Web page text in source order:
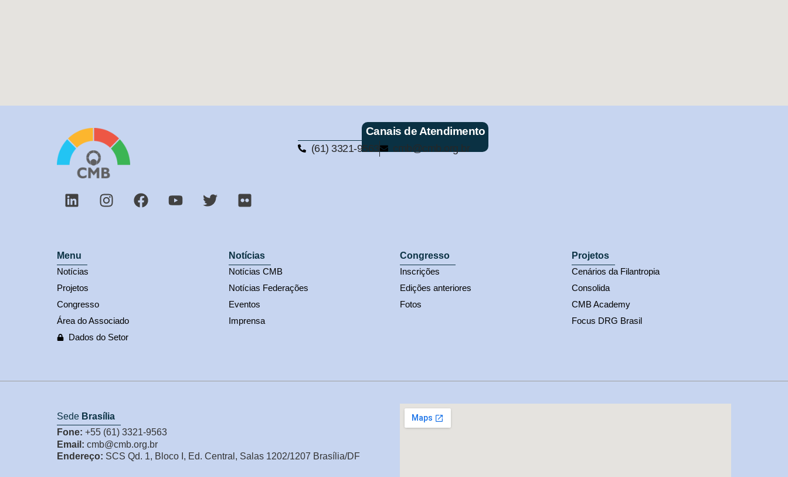
Canais de Atendimento
(61) 3321-9563 cmb@cmb.org.br
Menu
Notícias
Projetos
Congresso
Área do Associado
Dados do Setor
Notícias
Notícias CMB
Notícias Federações
Eventos
Imprensa
Congresso
Inscrições
Edições anteriores
Fotos
Projetos
Cenários da Filantropia
Consolida
CMB Academy
Focus DRG Brasil
Sede Brasília
Fone: +55 (61) 3321-9563
Email: cmb@cmb.org.br
Endereço: SCS Qd. 1, Bloco I, Ed. Central, Salas 1202/1207 Brasília/DF